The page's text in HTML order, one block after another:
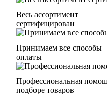
Весь ассортимент
сертифицирован
Принимаем все способы
оплаты
Профессиональная
подборе товаров